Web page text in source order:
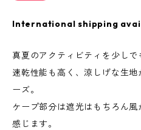
International shipping
真夏のアクティビティを少しで
速乾性能も高く、涼しげな生
ーズ。
ケープ部分は遮光はもちろん
感じます。